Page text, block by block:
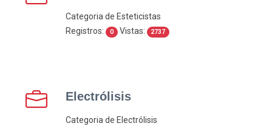
Categoria de Esteticistas
Registros:
0 Vistas: 2737
Electrólisis
Categoria de Electrólisis